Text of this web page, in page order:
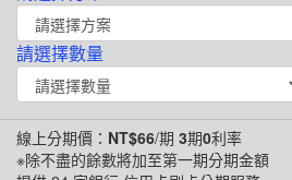
請選擇數量
線上分期價： NT$66/期 3期0利率
※除不盡的餘數將加至第一期分期金額